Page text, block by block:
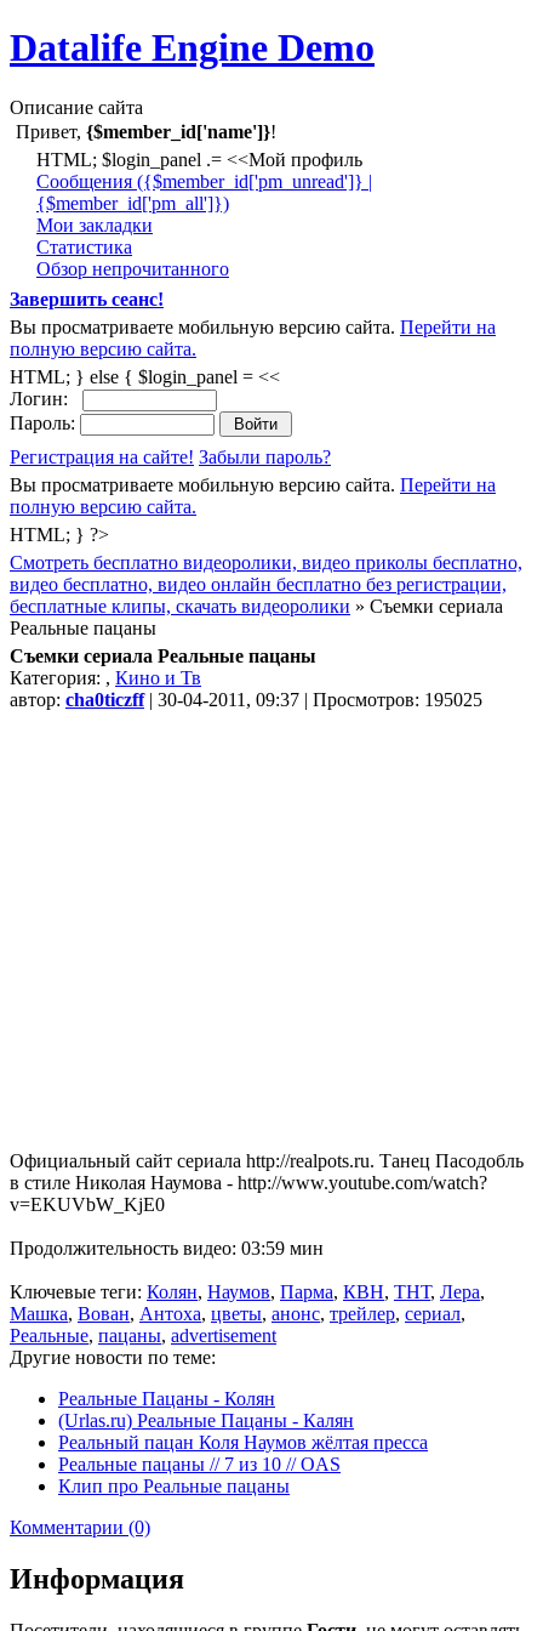
Datalife Engine Demo
Описание сайта
Привет, {$member_id['name']}!
HTML; $login_panel .= <<Мой профиль
Cообщения ({$member_id['pm_unread']} |
{$member_id['pm_all']})
Мои закладки
Статистика
Обзор непрочитанного
Завершить сеанс!
Вы просматриваете мобильную версию сайта. Перейти на
полную версию сайта.
HTML; } else { $login_panel = <<
Логин:
Пароль:
Регистрация на сайте! Забыли пароль?
Вы просматриваете мобильную версию сайта. Перейти на
полную версию сайта.
HTML; } ?>
Смотреть бесплатно видеоролики, видео приколы бесплатно,
видео бесплатно, видео онлайн бесплатно без регистрации,
бесплатные клипы, скачать видеоролики » Съемки сериала
Реальные пацаны
Съемки сериала Реальные пацаны
Категория: , Кино и Тв
автор: cha0ticzff| 30-04-2011, 09:37 | Просмотров: 195025
Официальный сайт сериала http://realpots.ru. Танец Пасодобль
в стиле Николая Наумова - http://www.youtube.com/watch?
v=EKUVbW_KjE0
Продолжительность видео: 03:59 мин
Ключевые теги: Колян, Наумов, Парма, КВН, ТНТ, Лера,
Машка, Вован, Антоха, цветы, анонс, трейлер, сериал,
Реальные, пацаны, advertisement
Другие новости по теме:
Реальные Пацаны - Колян
(Urlas.ru) Реальные Пацаны - Калян
Реальный пацан Коля Наумов жёлтая пресса
Реальные пацаны // 7 из 10 // OAS
Клип про Реальные пацаны
Комментарии (0)
Информация